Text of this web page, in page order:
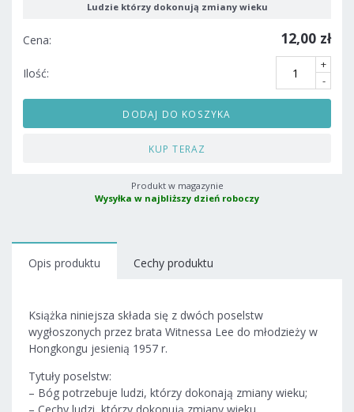
Ludzie którzy dokonują zmiany wieku
Cena: 12,00 zł
Ilość:
+
-
DODAJ DO KOSZYKA
KUP TERAZ
Produkt w magazynie
Wysyłka w najbliższy dzień roboczy
Opis produktu Cechy produktu
Książka niniejsza składa się z dwóch poselstw
wygłoszonych przez brata Witnessa Lee do młodzieży w
Hongkongu jesienią 1957 r.
Tytuły poselstw:
– Bóg potrzebuje ludzi, którzy dokonają zmiany wieku;